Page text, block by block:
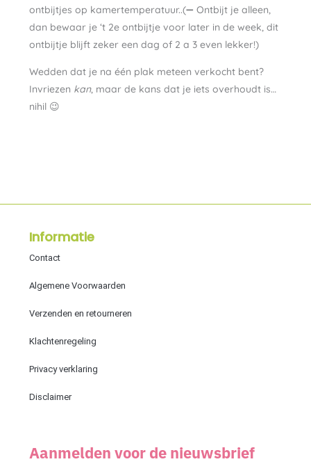
ontbijtjes op kamertemperatuur..(➖ Ontbijt je alleen,
dan bewaar je ‘t 2e ontbijtje voor later in de week, dit
ontbijtje blijft zeker een dag of 2 a 3 even lekker!)
Wedden dat je na één plak meteen verkocht bent?
Invriezen kan, maar de kans dat je iets overhoudt is…
nihil 😉
Informatie
Contact
Algemene Voorwaarden
Verzenden en retourneren
Klachtenregeling
Privacy verklaring
Disclaimer
Aanmelden voor de nieuwsbrief